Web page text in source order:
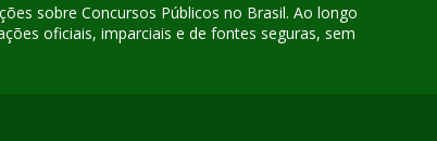
sobre Concursos Públicos no Brasil. Ao longo
oficiais, imparciais e de fontes seguras, sem